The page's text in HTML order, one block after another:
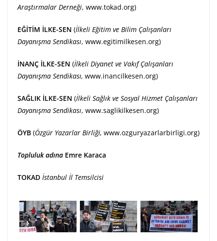
Araştırmalar Derneği, www.tokad.org)
EĞİTİM İLKE-SEN (İlkeli Eğitim ve Bilim Çalışanları
Dayanışma Sendikası, www.egitimilkesen.org)
İNANÇ İLKE-SEN (İlkeli Diyanet ve Vakıf Çalışanları
Dayanışma Sendikası, www.inancilkesen.org)
SAĞLIK İLKE-SEN (İlkeli Sağlık ve Sosyal Hizmet Çalışanları
Dayanışma Sendikası, www.saglikilkesen.org)
ÖYB (Özgür Yazarlar Birliği, www.ozguryazarlarbirligi.org)
Topluluk adına Emre Karaca
TOKAD İstanbul İl Temsilcisi